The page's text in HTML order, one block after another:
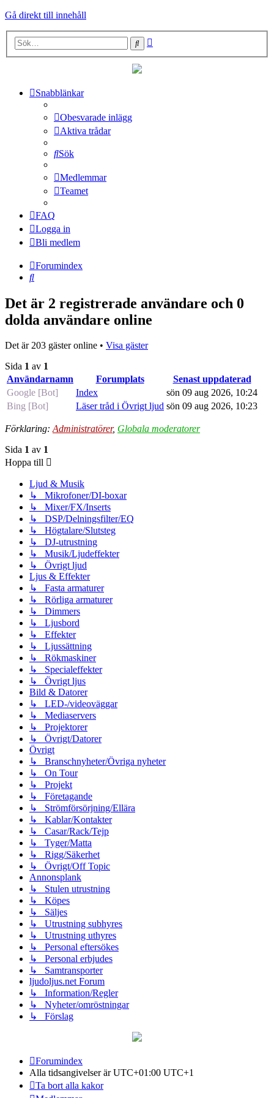
Gå direkt till innehåll
Sök
Snabblänkar
Obesvarade inlägg
Aktiva trådar
Sök
Medlemmar
Teamet
FAQ
Logga in
Bli medlem
Forumindex
Sök
Det är 2 registrerade användare och 0
dolda användare online
Det är 203 gäster online • Visa gäster
Sida 1 av 1
Användarnamn
Forumplats
Senast uppdaterad
Google [Bot]
Index
sön 09 aug 2026, 10:24
Bing [Bot]
Läser tråd i Övrigt ljud sön 09 aug 2026, 10:23
Förklaring:Administratörer, Globala moderatorer
Sida 1 av 1
Hoppa till
Ljud & Musik
↳ Mikrofoner/DI-boxar
↳ Mixer/FX/Inserts
↳ DSP/Delningsfilter/EQ
↳ Högtalare/Slutsteg
↳ DJ-utrustning
↳ Musik/Ljudeffekter
↳ Övrigt ljud
Ljus & Effekter
↳ Fasta armaturer
↳ Rörliga armaturer
↳ Dimmers
↳ Ljusbord
↳ Effekter
↳ Ljussättning
↳ Rökmaskiner
↳ Specialeffekter
↳ Övrigt ljus
Bild & Datorer
↳ LED-/videoväggar
↳ Mediaservers
↳ Projektorer
↳ Övrigt/Datorer
Övrigt
↳ Branschnyheter/Övriga nyheter
↳ On Tour
↳ Projekt
↳ Företagande
↳ Strömförsörjning/Ellära
↳ Kablar/Kontakter
↳ Casar/Rack/Tejp
↳ Tyger/Matta
↳ Rigg/Säkerhet
↳ Övrigt/Off Topic
Annonsplank
↳ Stulen utrustning
↳ Köpes
↳ Säljes
↳ Utrustning subhyres
↳ Utrustning uthyres
↳ Personal eftersökes
↳ Personal erbjudes
↳ Samtransporter
ljudoljus.net Forum
↳ Information/Regler
↳ Nyheter/omröstningar
↳ Förslag
Forumindex
Alla tidsangivelser är UTC+01:00 UTC+1
Ta bort alla kakor